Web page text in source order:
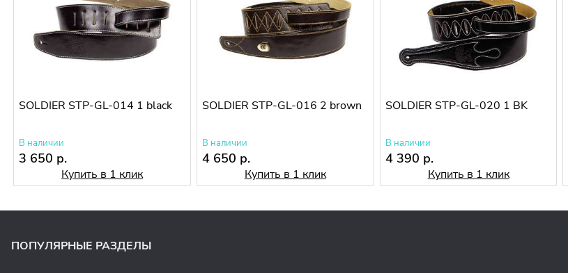
SOLDIER STP-GL-014 1 black
В наличии
3 650 р.
Купить в 1 клик
SOLDIER STP-GL-016 2 brown
В наличии
4 650 р.
Купить в 1 клик
SOLDIER STP-GL-020 1 BK
В наличии
4 390 р.
Купить в 1 клик
ПОПУЛЯРНЫЕ РАЗДЕЛЫ